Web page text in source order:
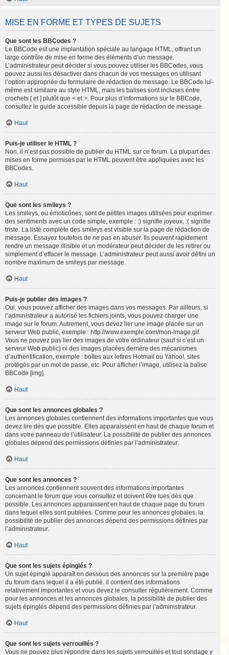
MISE EN FORME ET TYPES DE SUJETS
Que sont les BBCodes ?
Le BBCode est une implantation spéciale au langage HTML, offrant un
large contrôle de mise en forme des éléments d’un message.
L’administrateur peut décider si vous pouvez utiliser les BBCodes, vous
pouvez aussi les désactiver dans chacun de vos messages en utilisant
l’option appropriée du formulaire de rédaction de message. Le BBCode lui-
même est similaire au style HTML, mais les balises sont incluses entre
crochets [ et ] plutôt que < et >. Pour plus d’informations sur le BBCode,
consultez le guide accessible depuis la page de rédaction de message.
Haut
Puis-je utiliser le HTML ?
Non, il n’est pas possible de publier du HTML sur ce forum. La plupart des
mises en forme permises par le HTML peuvent être appliquées avec les
BBCodes.
Haut
Que sont les smileys ?
Les smileys, ou émoticônes, sont de petites images utilisées pour exprimer
des sentiments avec un code simple, exemple : :) signifie joyeux, :( signifie
triste. La liste complète des smileys est visible sur la page de rédaction de
message. Essayez toutefois de ne pas en abuser. Ils peuvent rapidement
rendre un message illisible et un modérateur peut décider de les retirer ou
simplement d’effacer le message. L’administrateur peut aussi avoir défini un
nombre maximum de smileys par message.
Haut
Puis-je publier des images ?
Oui, vous pouvez afficher des images dans vos messages. Par ailleurs, si
l’administrateur a autorisé les fichiers joints, vous pouvez charger une
image sur le forum. Autrement, vous devez lier une image placée sur un
serveur Web public, exemple : http://www.exemple.com/mon-image.gif.
Vous ne pouvez pas lier des images de votre ordinateur (sauf si c’est un
serveur Web public) ni des images placées derrière des mécanismes
d’authentification, exemple : boîtes aux lettres Hotmail ou Yahoo!, sites
protégés par un mot de passe, etc. Pour afficher l’image, utilisez la balise
BBCode [img].
Haut
Que sont les annonces globales ?
Les annonces globales contiennent des informations importantes que vous
devez lire dès que possible. Elles apparaissent en haut de chaque forum et
dans votre panneau de l’utilisateur. La possibilité de publier des annonces
globales dépend des permissions définies par l’administrateur.
Haut
Que sont les annonces ?
Les annonces contiennent souvent des informations importantes
concernant le forum que vous consultez et doivent être lues dès que
possible. Les annonces apparaissent en haut de chaque page du forum
dans lequel elles sont publiées. Comme pour les annonces globales, la
possibilité de publier des annonces dépend des permissions définies par
l’administrateur.
Haut
Que sont les sujets épinglés ?
Un sujet épinglé apparaît en dessous des annonces sur la première page
du forum dans lequel il a été publié. il contient des informations
relativement importantes et vous devez le consulter régulièrement. Comme
pour les annonces et les annonces globales, la possibilité de publier des
sujets épinglés dépend des permissions définies par l’administrateur.
Haut
Que sont les sujets verrouillés ?
Vous ne pouvez plus répondre dans les sujets verrouillés et tout sondage y